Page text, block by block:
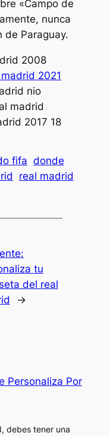
«Campo de
nunca
de Paraguay.
fifa donde
real madrid
tu
del real
→
Personaliza Por
debes tener una